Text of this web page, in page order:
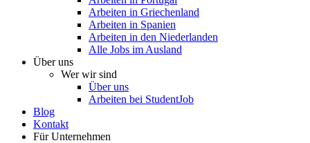
Arbeiten in Griechenland
Arbeiten in Spanien
Arbeiten in den Niederlanden
Alle Jobs im Ausland
Über uns
Wer wir sind
Über uns
Arbeiten bei StudentJob
Blog
Kontakt
Für Unternehmen